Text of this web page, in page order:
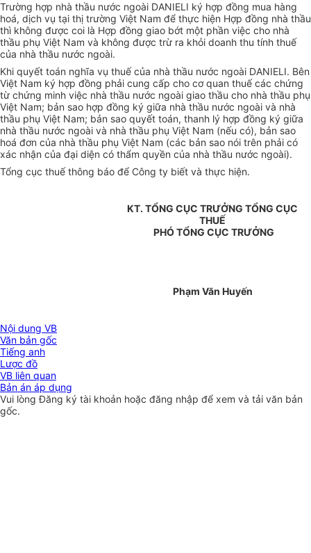
Trường hợp nhà thầu nước ngoài DANIELI ký hợp đồng mua hàng
hoá, dịch vụ tại thị trường Việt Nam để thực hiện Hợp đồng nhà thầu
thì không được coi là Hợp đồng giao bớt một phần việc cho nhà
thầu phụ Việt Nam và không được trừ ra khỏi doanh thu tính thuế
của nhà thầu nước ngoài.
Khi quyết toán nghĩa vụ thuế của nhà thầu nước ngoài DANIELI. Bên
Việt Nam ký hợp đồng phải cung cấp cho cơ quan thuế các chứng
từ chứng minh việc nhà thầu nước ngoài giao thầu cho nhà thầu phụ
Việt Nam; bản sao hợp đồng ký giữa nhà thầu nước ngoài và nhà
thầu phụ Việt Nam; bản sao quyết toán, thanh lý hợp đồng ký giữa
nhà thầu nước ngoài và nhà thầu phụ Việt Nam (nếu có), bản sao
hoá đơn của nhà thầu phụ Việt Nam (các bản sao nói trên phải có
xác nhận của đại diện có thẩm quyền của nhà thầu nước ngoài).
Tổng cục thuế thông báo để Công ty biết và thực hiện.
KT. TỔNG CỤC TRƯỞNG TỔNG CỤC
THUẾ
PHÓ TỔNG CỤC TRƯỞNG
Phạm Văn Huyến
Nội dung VB
Văn bản gốc
Tiếng anh
Lược đồ
VB liên quan
Bản án áp dụng
Vui lòngĐăng ký tài khoản hoặc đăng nhập để xem và tải văn bản
gốc.